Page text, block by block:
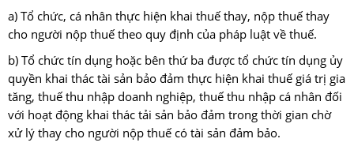
a) Tổ chức, cá nhân thực hiện khai thuế thay, nộp thuế thay
cho người nộp thuế theo quy định của pháp luật về thuế.
b) Tổ chức tín dụng hoặc bên thứ ba được tổ chức tín dụng ủy
quyền khai thác tài sản bảo đảm thực hiện khai thuế giá trị gia
tăng, thuế thu nhập doanh nghiệp, thuế thu nhập cá nhân đối
với hoạt động khai thác tải sản bảo đảm trong thời gian chờ
xử lý thay cho người nộp thuế có tài sản đảm bảo.